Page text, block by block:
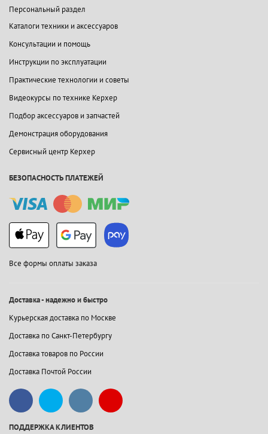
Персональный раздел
Каталоги техники и аксессуаров
Консультации и помощь
Инструкции по эксплуатации
Практические технологии и советы
Видеокурсы по технике Керхер
Подбор аксессуаров и запчастей
Демонстрация оборудования
Сервисный центр Керхер
БЕЗОПАСНОСТЬ ПЛАТЕЖЕЙ
Все формы оплаты заказа
Доставка - надежно и быстро
Курьерская доставка по Москве
Доставка по Санкт-Петербургу
Доставка товаров по России
Доставка Почтой России
ПОДДЕРЖКА КЛИЕНТОВ